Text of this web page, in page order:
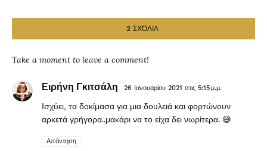
2 ΣΧΌΛΙΑ
Take a moment to leave a comment!
Ειρήνη Γκιτσάλη 26 Ιανουαρίου 2021 στις 5:15 μ.μ.
Ισχύει, τα δοκίμασα για μια δουλειά και φορτώνουν
αρκετά γρήγορα..μακάρι να το είχα δει νωρίτερα. 😅
Απάντηση